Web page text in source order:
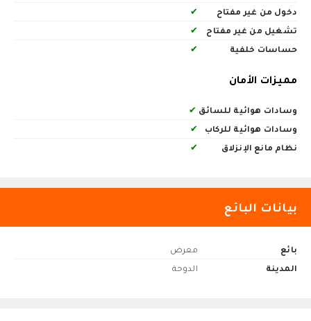
دخول من غير مفتاح
✔
تشغيل من غير مفتاح
✔
حساسات خلفية
✔
مميزات الأمان
وسادات هوائية للسائق ✔
وسادات هوائية للركاب
✔
نظام مانع الإنزلاق
✔
بيانات البائع
بائع
معرض
المدينة
الدوحة